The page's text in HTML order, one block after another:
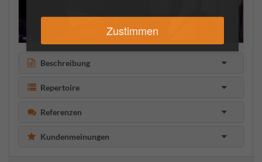
Zustimmen
Beschreibung
Repertoire
Referenzen
Kundenmeinungen